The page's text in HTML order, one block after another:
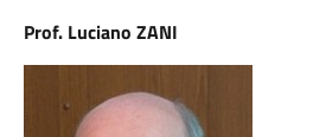
Prof. Luciano ZANI